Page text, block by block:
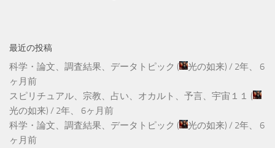
最近の投稿
科学・論文、調査結果、データトピック ( 光の如来) / 2年、 6
ヶ月前
スピリチュアル、宗教、占い、オカルト、予言、宇宙１１ (
光の如来) / 2年、 6ヶ月前
科学・論文、調査結果、データトピック ( 光の如来) / 2年、 6
ヶ月前